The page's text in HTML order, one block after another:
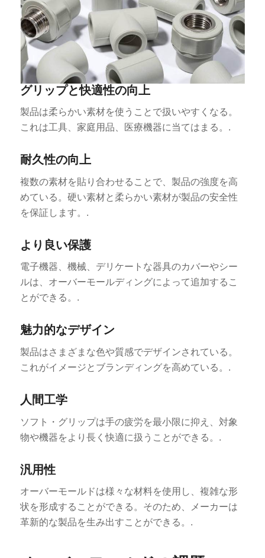
グリップと快適性の向上
製品は柔らかい素材を使うことで扱いやすくなる。
これは工具、家庭用品、医療機器に当てはまる。.
耐久性の向上
複数の素材を貼り合わせることで、製品の強度を高
めている。硬い素材と柔らかい素材が製品の安全性
を保証します。.
より良い保護
電子機器、機械、デリケートな器具のカバーやシー
ルは、オーバーモールディングによって追加するこ
とができる。.
魅力的なデザイン
製品はさまざまな色や質感でデザインされている。
これがイメージとブランディングを高めている。.
人間工学
ソフト・グリップは手の疲労を最小限に抑え、対象
物や機器をより長く快適に扱うことができる。.
汎用性
オーバーモールドは様々な材料を使用し、複雑な形
状を形成することができる。そのため、メーカーは
革新的な製品を生み出すことができる。.